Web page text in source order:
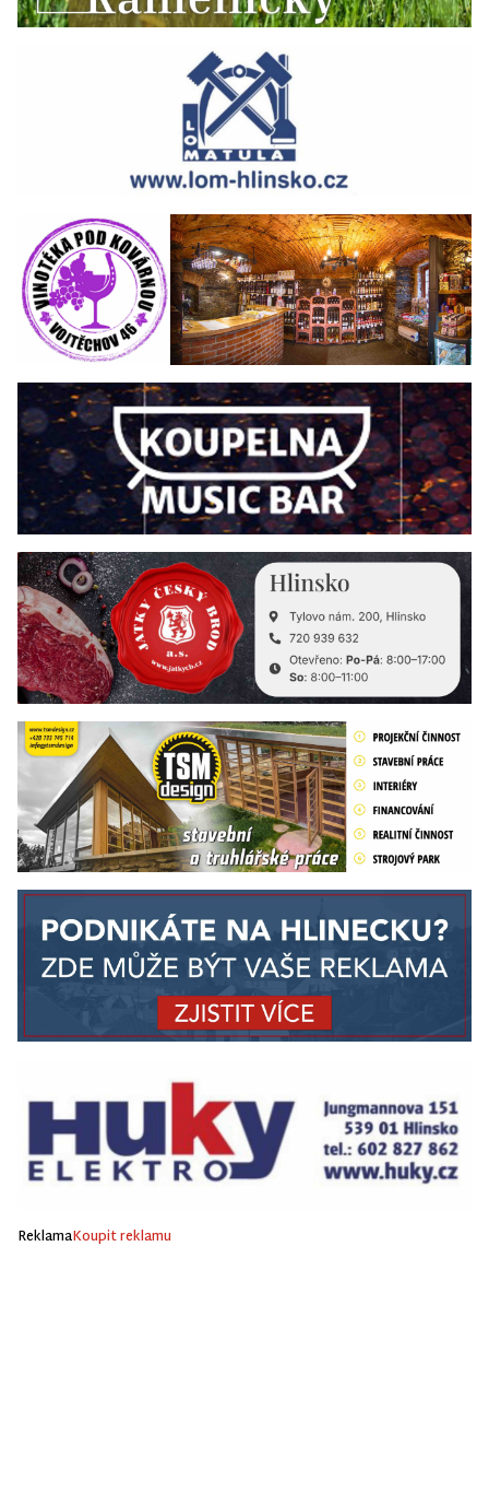
ReklamaKoupit reklamu